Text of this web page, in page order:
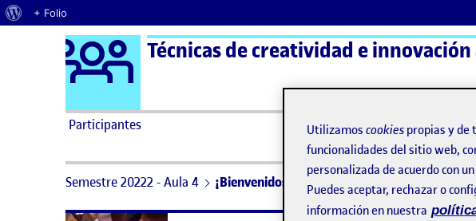
Acerca de WordPress
+ Folio
Saltar al contenido Logo Ágora
Técnicas de creatividad e innovación
Participantes ActiFolios
Semestre 20222 - Aula 4 ¡Bienvenidos y bienvenidas!
Utilizamos cookies propias y de
funcionalidades del sitio web,
personalizada de acuerdo con
Puedes aceptar, rechazar o
información en nuestra